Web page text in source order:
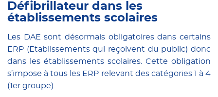
Défibrillateur dans les
établissements scolaires
Les DAE sont désormais obligatoires dans certains
ERP (Etablissements qui reçoivent du public) donc
dans les établissements scolaires. Cette obligation
s’impose à tous les ERP relevant des catégories 1 à 4
(1er groupe).